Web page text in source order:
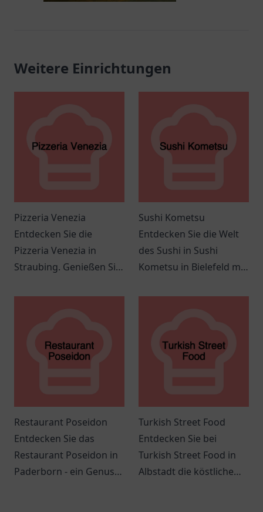
Weitere Einrichtungen
Pizzeria Venezia
Entdecken Sie die
Pizzeria Venezia in
Straubing. Genießen Sie
Küche in einem
Sushi Kometsu
Entdecken Sie die Welt
des Sushi in Sushi
Kometsu in Bielefeld mit
einer einladenden
Restaurant Poseidon
Entdecken Sie das
Restaurant Poseidon in
Paderborn - ein Genuss
Turkish Street Food
Entdecken Sie bei
Turkish Street Food in
Albstadt die köstliche